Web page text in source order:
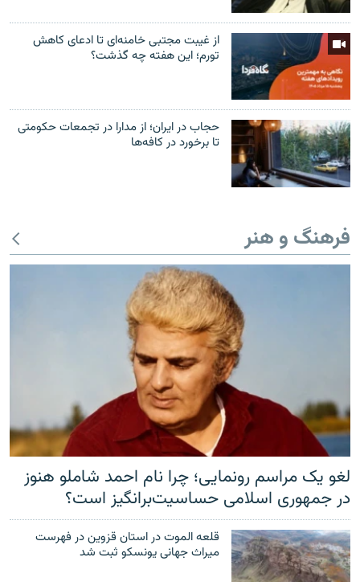
از غیبت مجتبی خامنه‌ای تا ادعای کاهش
تورم؛ این هفته چه گذشت؟
حجاب در ایران؛ از مدارا در تجمعات حکومتی
تا برخورد در کافه‌ها
فرهنگ و هنر
لغو یک مراسم رونمایی؛ چرا نام احمد شاملو هنوز
در جمهوری اسلامی حساسیت‌برانگیز است؟
قلعه الموت در استان قزوین در فهرست
میراث جهانی یونسکو ثبت شد